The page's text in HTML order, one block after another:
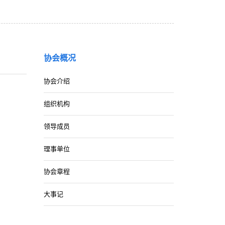
协会概况
协会介绍
组织机构
领导成员
理事单位
协会章程
大事记